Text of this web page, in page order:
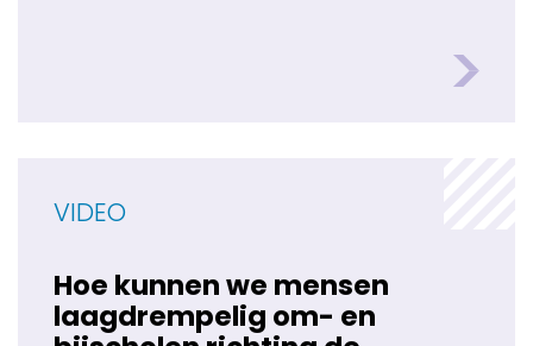
VIDEO
Hoe kunnen we mensen
laagdrempelig om- en